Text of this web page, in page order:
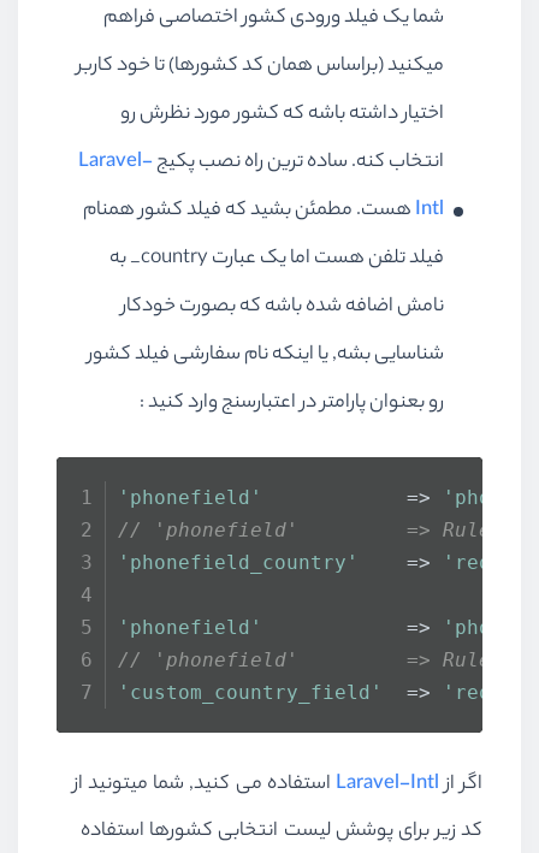
شما یک فیلد ورودی کشور اختصاصی فراهم
میکنید (براساس همان کد کشورها) تا خود کاربر
اختیار داشته باشه که کشور مورد نظرش رو
انتخاب کنه. ساده ترین راه نصب پکیجLaravel-
Intlهست. مطمئن بشید که فیلد کشور همنام
فیلد تلفن هست اما یک عبارت country_ به
نامش اضافه شده باشه که بصورت خودکار
شناسایی بشه, یا اینکه نام سفارشی فیلد کشور
رو بعنوان پارامتر در اعتبارسنج وارد کنید :
'phonefield' => 'phone'
// 'phonefield'         =>
'phonefield_country'
=>
'phonefield' =>
// 'phonefield'         =>
'custom_country_field'
=>
اگر ازLaravel-Intl استفاده می کنید, شما میتونید از
کد زیر برای پوشش لیست انتخابی کشورها استفاده